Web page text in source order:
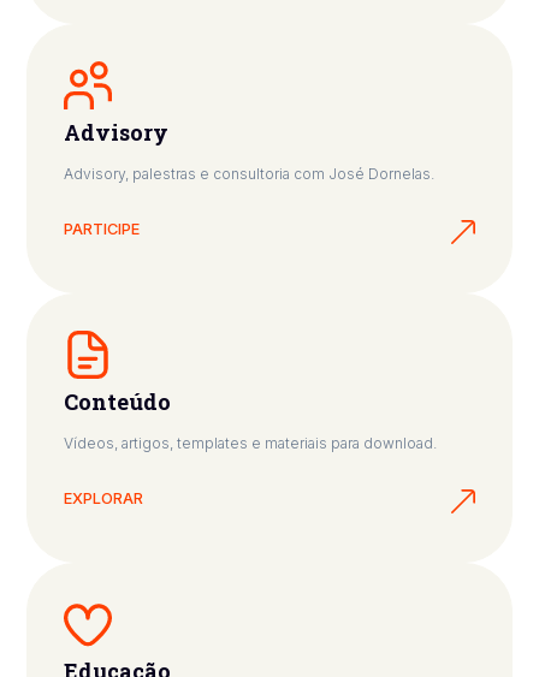
Advisory
Advisory, palestras e consultoria com José Dornelas.
PARTICIPE
Conteúdo
Vídeos, artigos, templates e materiais para download.
EXPLORAR
Educação